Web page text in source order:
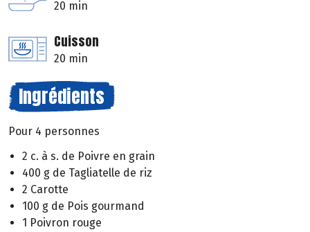
20 min
Cuisson
20 min
Ingrédients
Pour 4 personnes
2 c. à s. de Poivre en grain
400 g de Tagliatelle de riz
2 Carotte
100 g de Pois gourmand
1 Poivron rouge